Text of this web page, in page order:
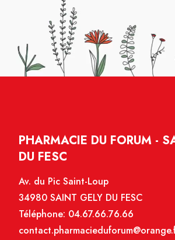
PHARMACIE DU FORUM -
DU FESC
Av. du Pic Saint-Loup
34980 SAINT GELY DU FESC
Téléphone: 04.67.66.76.66